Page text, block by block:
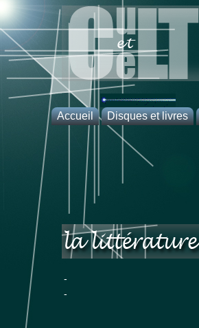
Accueil
Accueil
Plan du
Disques et livres
DVD
-
-